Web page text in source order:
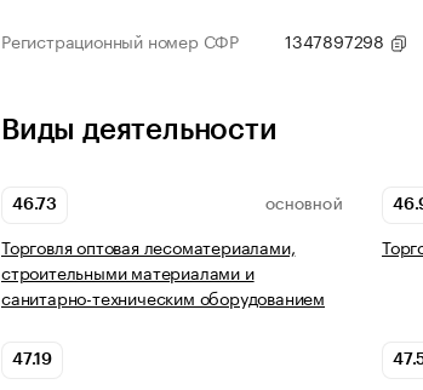
Регистрационный номер СФР 1347897298
Виды деятельности
46.73 ОСНОВНОЙ
Торговля оптовая лесоматериалами,
строительными материалами и
санитарно-техническим оборудованием
47.19